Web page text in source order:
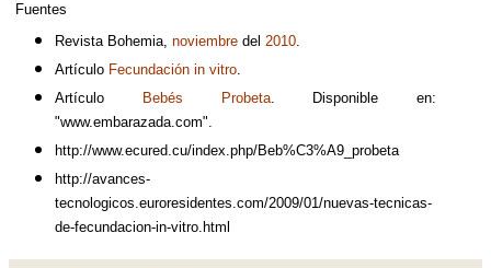
Fuentes
Revista Bohemia, noviembredel 2010.
Artículo Fecundación in vitro.
Artículo
Bebés Probeta. Disponible en:
"www.embarazada.com".
http://www.ecured.cu/index.php/Beb%C3%A9_probeta
http://avances-
tecnologicos.euroresidentes.com/2009/01/nuevas-tecnicas-
de-fecundacion-in-vitro.html